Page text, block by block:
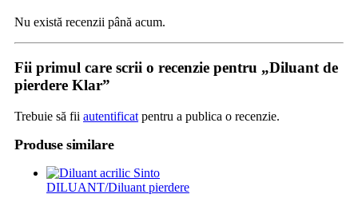
Nu există recenzii până acum.
Fii primul care scrii o recenzie pentru „Diluant de
pierdere Klar”
Trebuie să fii autentificat pentru a publica o recenzie.
Produse similare
DILUANT/Diluant pierdere